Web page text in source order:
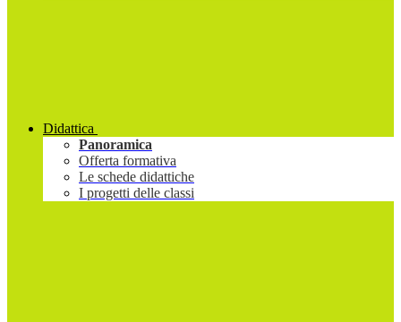
Didattica
Panoramica
Offerta formativa
Le schede didattiche
I progetti delle classi